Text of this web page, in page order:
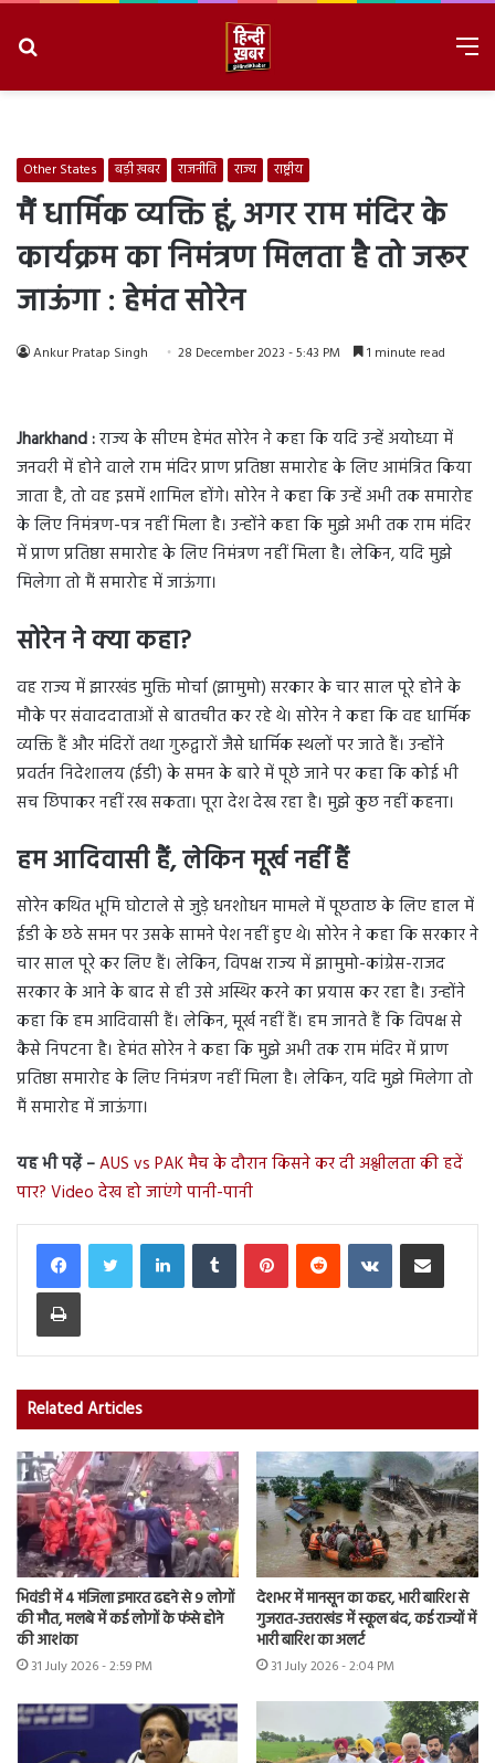
Other States बड़ी ख़बर राजनीति राज्य राष्ट्रीय
मैं धार्मिक व्यक्ति हूं, अगर राम मंदिर के
कार्यक्रम का निमंत्रण मिलता है तो जरूर
जाऊंगा : हेमंत सोरेन
Ankur Pratap Singh 28 December 2023 - 5:43 PM 1 minute read
Jharkhand :राज्य के सीएम हेमंत सोरेन ने कहा कि यदि उन्हें अयोध्या में
जनवरी में होने वाले राम मंदिर प्राण प्रतिष्ठा समारोह के लिए आमंत्रित किया
जाता है, तो वह इसमें शामिल होंगे। सोरेन ने कहा कि उन्हें अभी तक समारोह
के लिए निमंत्रण-पत्र नहीं मिला है। उन्होंने कहा कि मुझे अभी तक राम मंदिर
में प्राण प्रतिष्ठा समारोह के लिए निमंत्रण नहीं मिला है। लेकिन, यदि मुझे
मिलेगा तो मैं समारोह में जाऊंगा।
सोरेन ने क्या कहा?
वह राज्य में झारखंड मुक्ति मोर्चा (झामुमो) सरकार के चार साल पूरे होने के
मौके पर संवाददाताओं से बातचीत कर रहे थे। सोरेन ने कहा कि वह धार्मिक
व्यक्ति हैं और मंदिरों तथा गुरुद्वारों जैसे धार्मिक स्थलों पर जाते हैं। उन्होंने
प्रवर्तन निदेशालय (ईडी) के समन के बारे में पूछे जाने पर कहा कि कोई भी
सच छिपाकर नहीं रख सकता। पूरा देश देख रहा है। मुझे कुछ नहीं कहना।
हम आदिवासी हैं, लेकिन मूर्ख नहीं हैं
सोरेन कथित भूमि घोटाले से जुड़े धनशोधन मामले में पूछताछ के लिए हाल में
ईडी के छठे समन पर उसके सामने पेश नहीं हुए थे। सोरेन ने कहा कि सरकार ने
चार साल पूरे कर लिए हैं। लेकिन, विपक्ष राज्य में झामुमो-कांग्रेस-राजद
सरकार के आने के बाद से ही उसे अस्थिर करने का प्रयास कर रहा है। उन्होंने
कहा कि हम आदिवासी हैं। लेकिन, मूर्ख नहीं हैं। हम जानते हैं कि विपक्ष से
कैसे निपटना है। हेमंत सोरेन ने कहा कि मुझे अभी तक राम मंदिर में प्राण
प्रतिष्ठा समारोह के लिए निमंत्रण नहीं मिला है। लेकिन, यदि मुझे मिलेगा तो
मैं समारोह में जाऊंगा।
यह भी पढ़ें –AUS vs PAK मैच के दौरान किसने कर दी अश्लीलता की हदें
पार? Video देख हो जाएंगे पानी-पानी
LinkedInTumblr PinterestReddit VKontakteShare via Email
Print
Related Articles
भिवंडी में 4 मंजिला इमारत ढहने से 9 लोगों
की मौत, मलबे में कई लोगों के फंसे होने
की आशंका
31 July 2026 - 2:59 PM
देशभर में मानसून का कहर, भारी बारिश से
गुजरात-उत्तराखंड में स्कूल बंद, कई राज्यों में
भारी बारिश का अलर्ट
31 July 2026 - 2:04 PM